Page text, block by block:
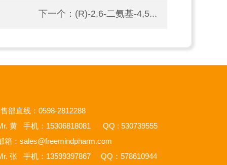
下一个： (R)-2,6-二氨基-4,5...
部直线：0598-2812288
黄 手机：15306818081 QQ : 530739555
： sales@freemindpharm.com
张 手机：13599397867 QQ：578610944